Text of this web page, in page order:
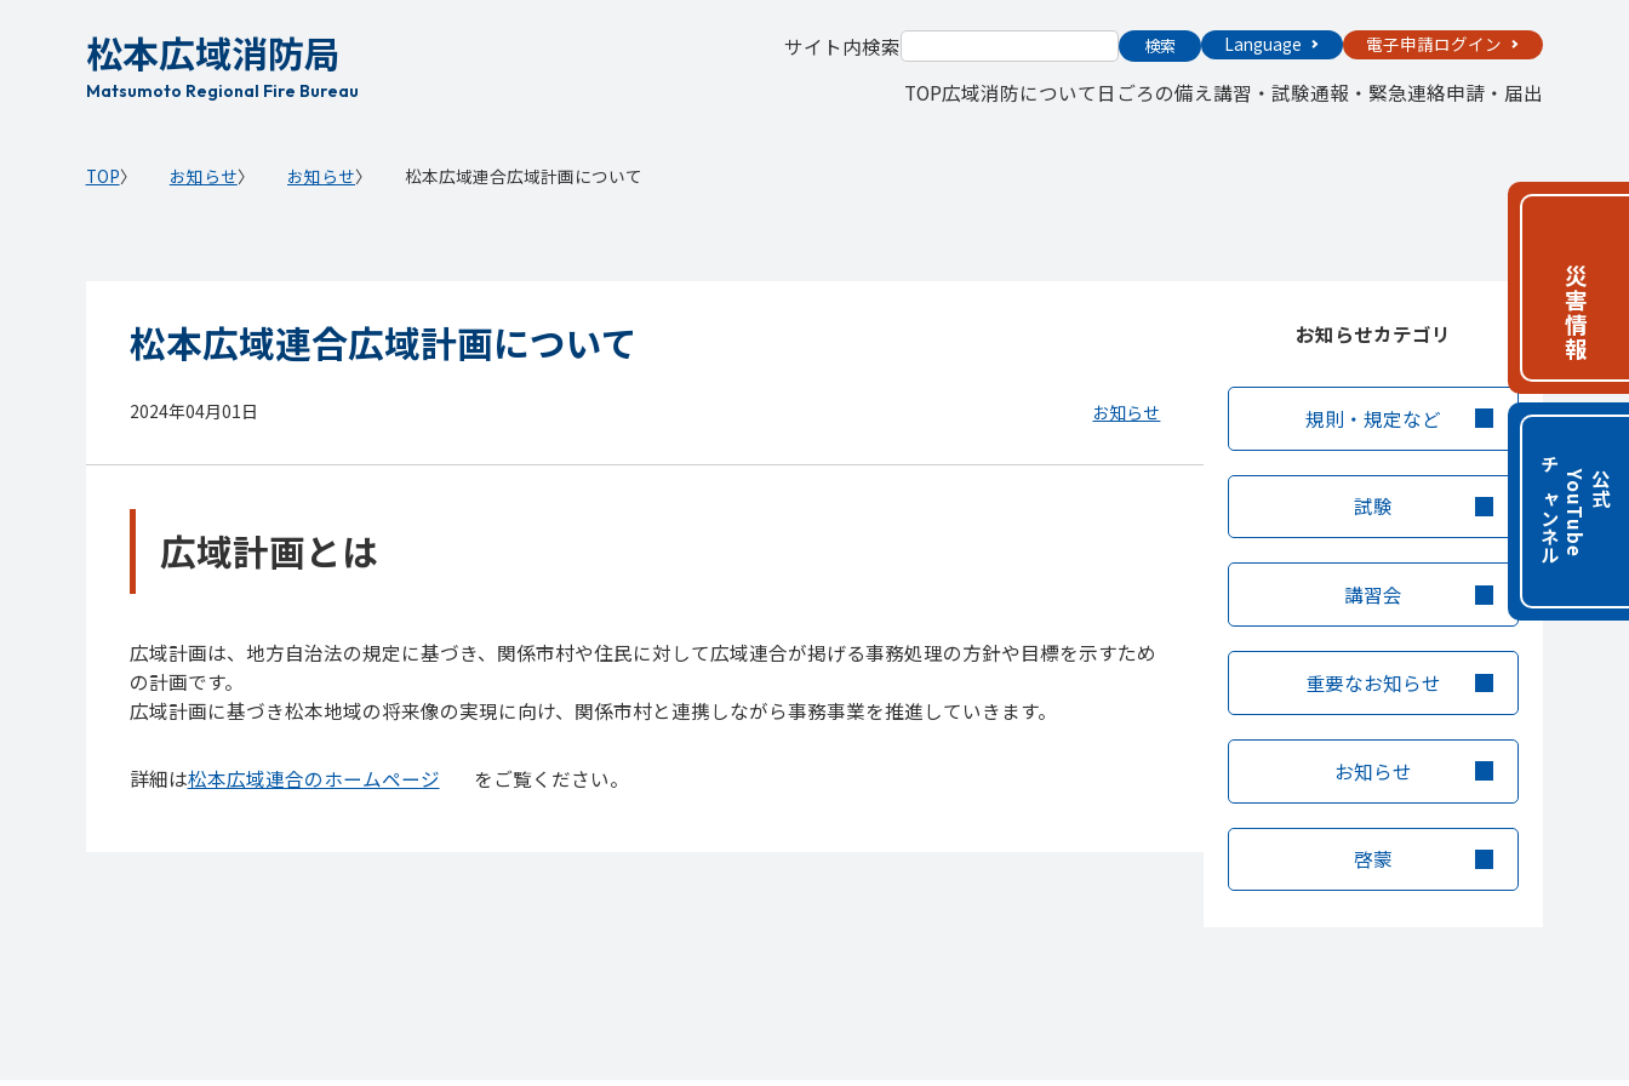
松本広域消防局
Matsumoto Regional Fire Bureau
サイト内検索 検索 Language 電子申請ログイン
TOP広域消防について日ごろの備え講習・試験通報・緊急連絡申請・届出
災害情報
公
式
Y
o
u
T
u
b
e
チャンネル
TOP お知らせ お知らせ 松本広域連合広域計画について
松本広域連合広域計画について
2024年04月01日 お知らせ
広域計画とは
広域計画は、地方自治法の規定に基づき、関係市村や住民に対して広域連合が掲げる事務処理の方針や目標を示すため
の計画です。
広域計画に基づき松本地域の将来像の実現に向け、関係市村と連携しながら事務事業を推進していきます。
詳細は松本広域連合のホームページ をご覧ください。
お知らせカテゴリ
規則・規定など
試験
講習会
重要なお知らせ
お知らせ
啓蒙